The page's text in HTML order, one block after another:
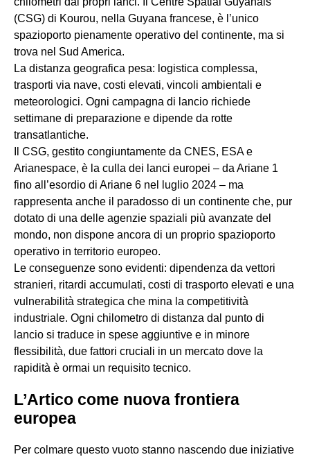
(CSG) di Kourou, nella Guyana francese, è l’unico
spazioporto pienamente operativo del continente, ma si
trova nel Sud America.
La distanza geografica pesa: logistica complessa,
trasporti via nave, costi elevati, vincoli ambientali e
meteorologici. Ogni campagna di lancio richiede
settimane di preparazione e dipende da rotte
transatlantiche.
Il CSG, gestito congiuntamente da CNES, ESA e
Arianespace, è la culla dei lanci europei – da Ariane 1
fino all’esordio di Ariane 6 nel luglio 2024 – ma
rappresenta anche il paradosso di un continente che, pur
dotato di una delle agenzie spaziali più avanzate del
mondo, non dispone ancora di un proprio spazioporto
operativo in territorio europeo.
Le conseguenze sono evidenti: dipendenza da vettori
stranieri, ritardi accumulati, costi di trasporto elevati e una
vulnerabilità strategica che mina la competitività
industriale. Ogni chilometro di distanza dal punto di
lancio si traduce in spese aggiuntive e in minore
flessibilità, due fattori cruciali in un mercato dove la
rapidità è ormai un requisito tecnico.
L’Artico come nuova frontiera
europea
Per colmare questo vuoto stanno nascendo due iniziative